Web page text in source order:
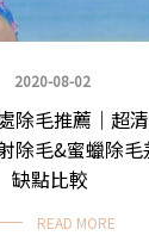
2020-08-02
除毛推薦｜超
除毛&蜜蠟除毛
缺點比較
READ MORE